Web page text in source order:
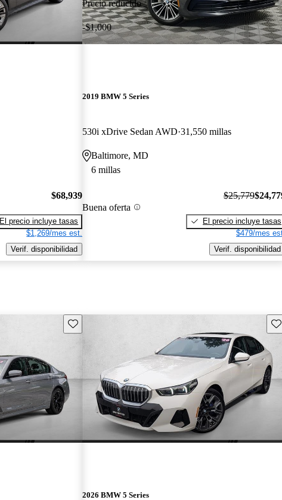
$68,939
El precio incluye tasas
$1,269/mes est.
Verif. disponibilidad
Precio reducido
-$1,000
2019 BMW 5 Series
530i xDrive Sedan AWD 31,550 millas
Baltimore, MD
6 millas
Buena oferta
$25,779
El precio incluye tasas
$479/mes
Verif. disponibilidad
Guarda este Aviso
2026 BMW 5 Series